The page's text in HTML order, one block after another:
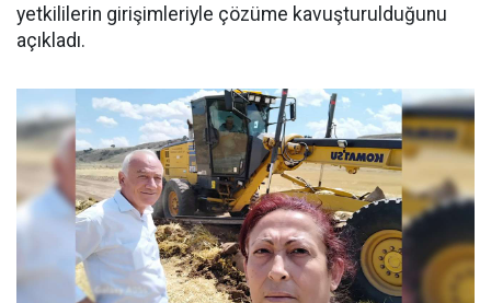
yetkililerin girişimleriyle çözüme kavuşturulduğunu
açıkladı.